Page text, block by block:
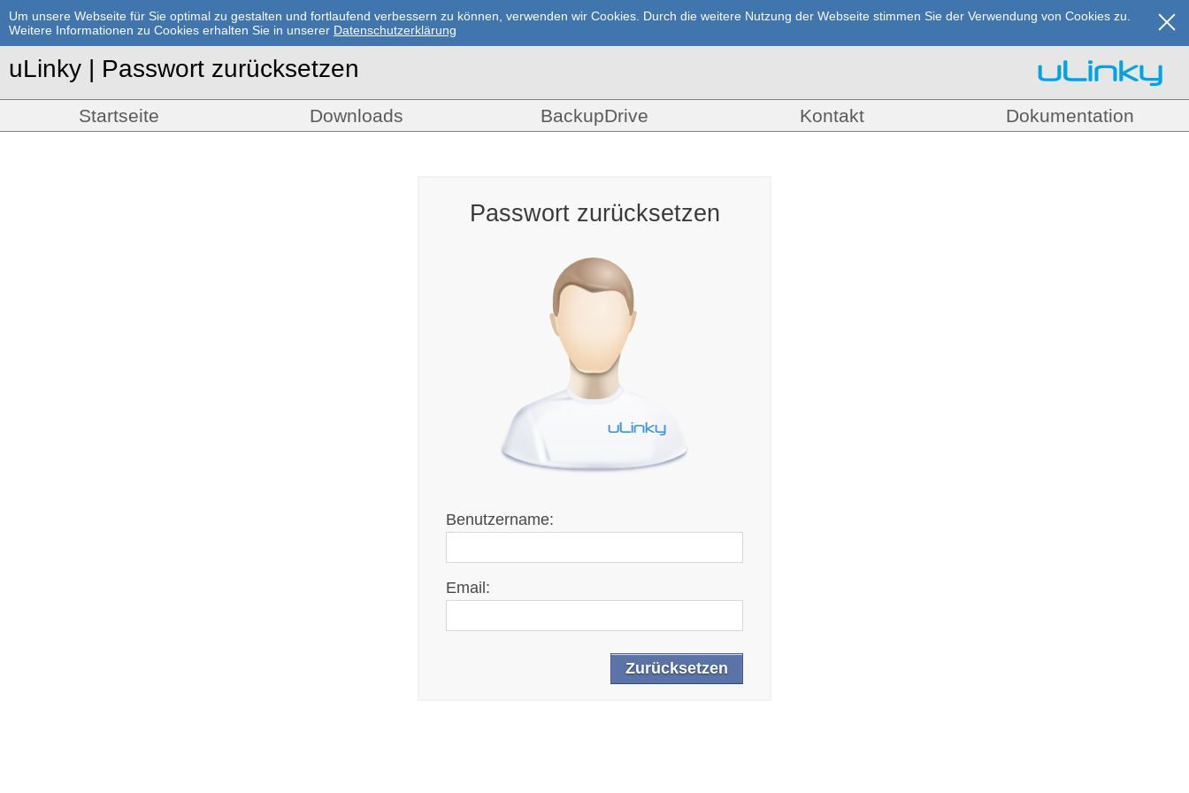
Um unsere Webseite für Sie optimal zu gestalten und fortlaufend verbessern zu können, verwenden wir Cookies. Durch die weitere Nutzung der Webseite stimmen Sie der Verwendung von Cookies zu.
Weitere Informationen zu Cookies erhalten Sie in unserer Datenschutzerklärung
uLinky | Passwort zurücksetzen
Startseite Downloads BackupDrive Kontakt Dokumentation
Passwort zurücksetzen
Benutzername:
Email: